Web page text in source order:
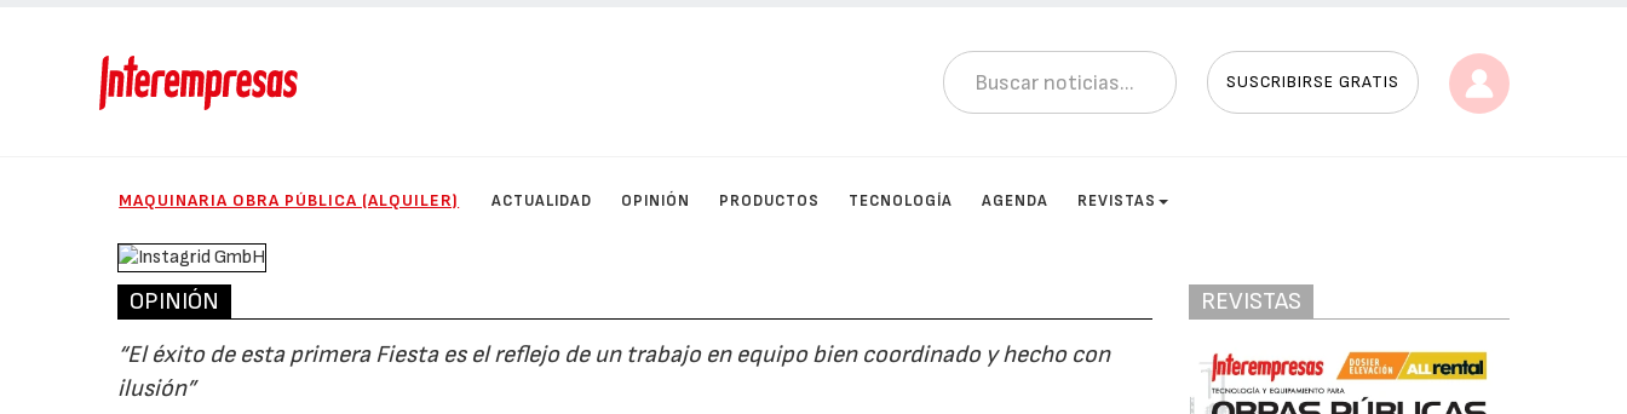
SUSCRIBIRSE GRATIS
MAQUINARIA OBRA PÚBLICA (ALQUILER) ACTUALIDAD OPINIÓN PRODUCTOS TECNOLOGÍA AGENDA REVISTAS
OPINIÓN
“El éxito de esta primera Fiesta es el reflejo de un trabajo en equipo bien coordinado y hecho con
ilusión”
REVISTAS